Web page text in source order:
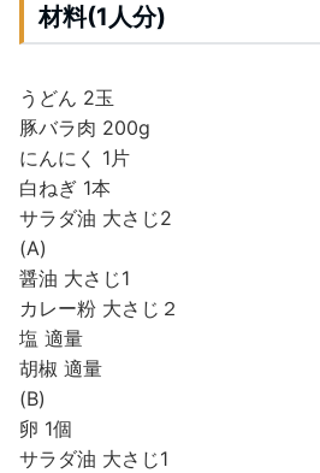
材料(1人分)
うどん 2玉
豚バラ肉 200g
にんにく 1片
白ねぎ 1本
サラダ油 大さじ2
(A)
醤油 大さじ1
カレー粉 大さじ２
塩 適量
胡椒 適量
(B)
卵 1個
サラダ油 大さじ1